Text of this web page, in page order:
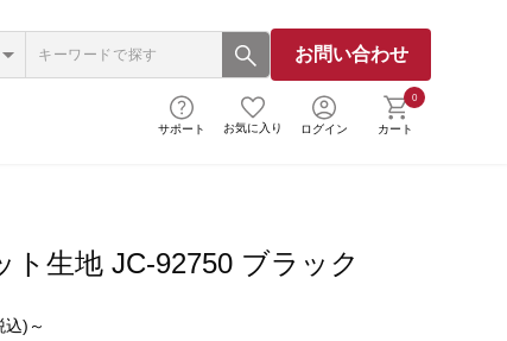
お問い合わせ
サポート お気に入り ログイン
0
カート
ト生地 JC-92750 ブラック
込)～